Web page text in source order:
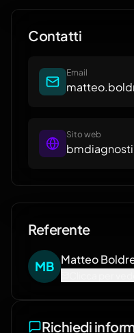
Contatti
Email
Sito web
Referente
MB Matteo
Richiedi